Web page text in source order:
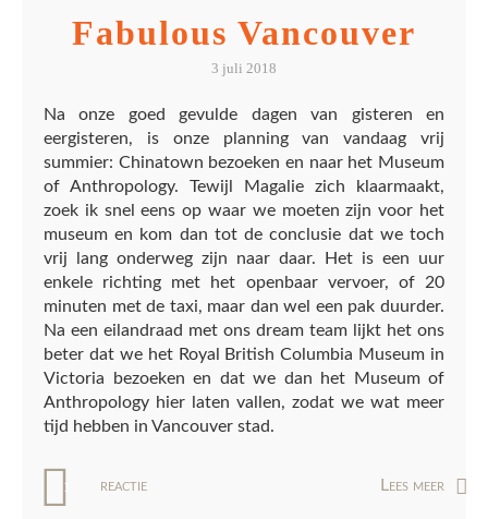
Fabulous Vancouver
3 juli 2018
Na onze goed gevulde dagen van gisteren en
eergisteren, is onze planning van vandaag vrij
summier: Chinatown bezoeken en naar het Museum
of Anthropology. Tewijl Magalie zich klaarmaakt,
zoek ik snel eens op waar we moeten zijn voor het
museum en kom dan tot de conclusie dat we toch
vrij lang onderweg zijn naar daar. Het is een uur
enkele richting met het openbaar vervoer, of 20
minuten met de taxi, maar dan wel een pak duurder.
Na een eilandraad met ons dream team lijkt het ons
beter dat we het Royal British Columbia Museum in
Victoria bezoeken en dat we dan het Museum of
Anthropology hier laten vallen, zodat we wat meer
tijd hebben in Vancouver stad.
1 reactie Lees meer